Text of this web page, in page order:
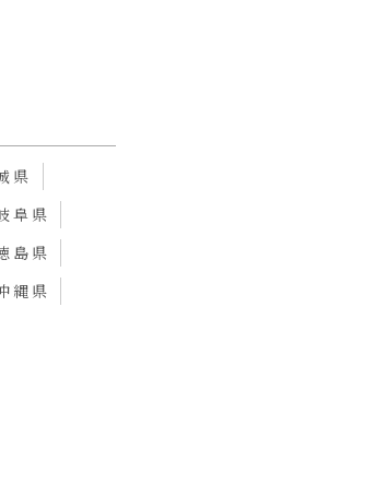
県
阜県
島県
縄県